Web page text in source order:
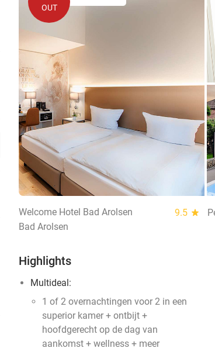
OUT
Welcome Hotel Bad Arolsen 9.5 star
Bad Arolsen
Highlights
Multideal:
1 of 2 overnachtingen voor 2 in een
superior kamer + ontbijt +
hoofdgerecht op de dag van
aankomst + wellness + meer